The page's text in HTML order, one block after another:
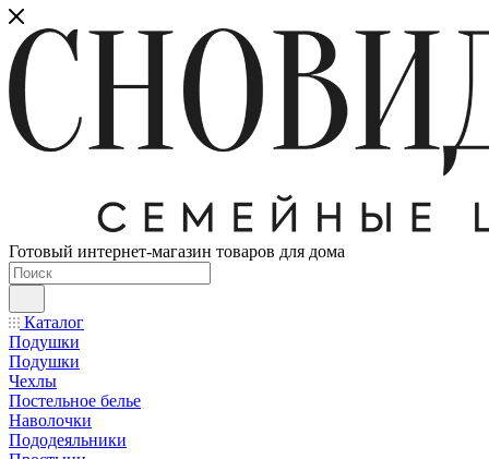
Готовый интернет-магазин товаров для дома
Каталог
Подушки
Подушки
Чехлы
Постельное белье
Наволочки
Пододеяльники